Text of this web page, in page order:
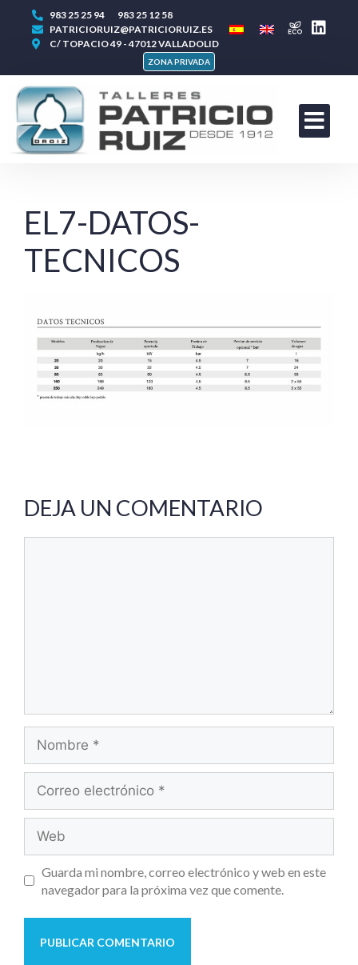
983 25 25 94
983 25 12 58
PATRICIORUIZ@PATRICIORUIZ.ES
C/ TOPACIO 49 - 47012 VALLADOLID
ZONA PRIVADA
EL7-DATOS-
TECNICOS
DEJA UN COMENTARIO
Guarda mi nombre, correo electrónico y web en este
navegador para la próxima vez que comente.